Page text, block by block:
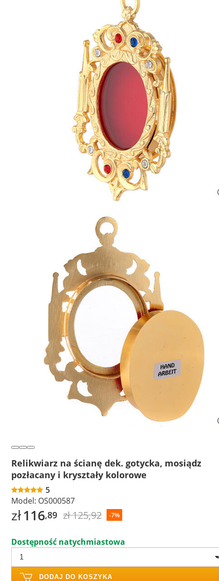
Relikwiarz na ścianę dek. gotycka, mosiądz
pozłacany i kryształy kolorowe
5
Model: OS000587
zł116,89 zł 125,92 -7%
Dostępność natychmiastowa
DODAJ DO KOSZYKA